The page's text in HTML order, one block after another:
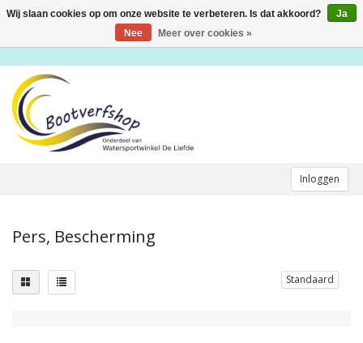
Inloggen
Toggle
Pers, Bescherming
Standaard
Wij slaan cookies op om onze website te verbeteren. Is dat akkoord?
Ja
Nee
Meer over cookies »